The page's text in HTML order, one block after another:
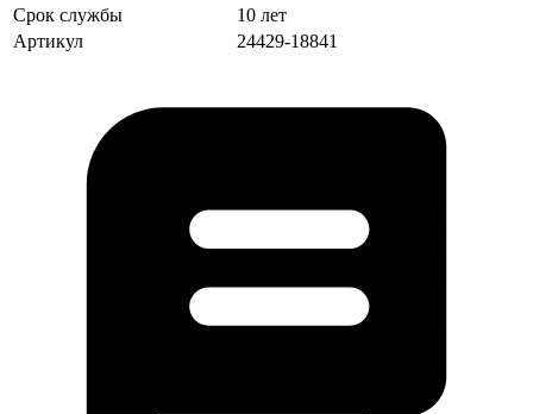
Срок службы
10 лет
Артикул
24429-18841